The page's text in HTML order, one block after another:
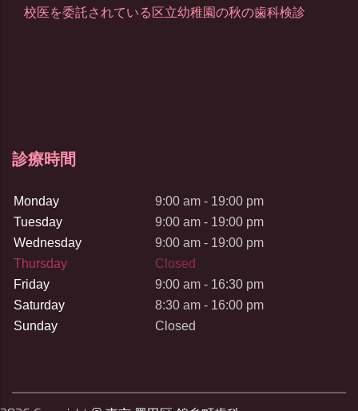
校医を委託されている区立幼稚園の秋の歯科検診
診療時間
Monday
9:00 am - 19:00 pm
Tuesday
9:00 am - 19:00 pm
Wednesday
9:00 am - 19:00 pm
Thursday
Closed
Friday
9:00 am - 16:30 pm
Saturday
8:30 am - 16:00 pm
Sunday
Closed